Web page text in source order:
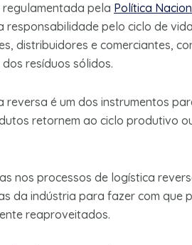
pela Política
responsabilidade pelo ciclo de
distribuidores e comerciantes,
resíduos sólidos.
reversa é um dos instrumentos
retornem ao ciclo produtivo
nos processos de logística
da indústria para fazer com que
reaproveitados.